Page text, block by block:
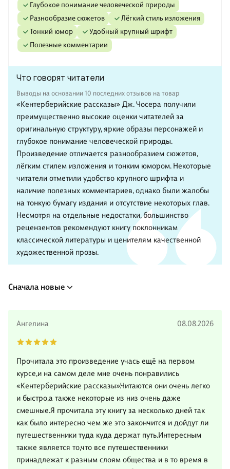
глубокое понимание человеческой природы
разнообразие сюжетов
лёгкий стиль изложения
тонкий юмор
удобный крупный шрифт
полезные комментарии
Что говорят читатели
Выводы на основании 10 последних отзывов на товар
«Кентерберийские рассказы» Дж. Чосера получили
преимущественно высокие оценки читателей за
оригинальную структуру, яркие образы персонажей и
глубокое понимание человеческой природы.
Произведение отличается разнообразием сюжетов,
лёгким стилем изложения и тонким юмором. Некоторые
читатели отметили удобство крупного шрифта и
наличие полезных комментариев, однако были жалобы
на тонкую бумагу издания и отсутствие некоторых глав.
Несмотря на отдельные недостатки, большинство
рецензентов рекомендуют книгу поклонникам
классической литературы и ценителям качественной
художественной прозы.
Сначала новые
Ангелина 08.08.2026
Прочитала это произведение учась ещё на первом
курсе,и на самом деле мне очень понравились
«Кентерберийские рассказы».Читаются они очень легко
и быстро,а также некоторые из низ очень даже
смешные.Я прочитала эту книгу за несколько дней так
как было интересно чем же это закончится и дойдут ли
путешественники туда куда держат путь.Интересным
также является то,что все путешественники
принадлежат к разным слоям общества и в то время в